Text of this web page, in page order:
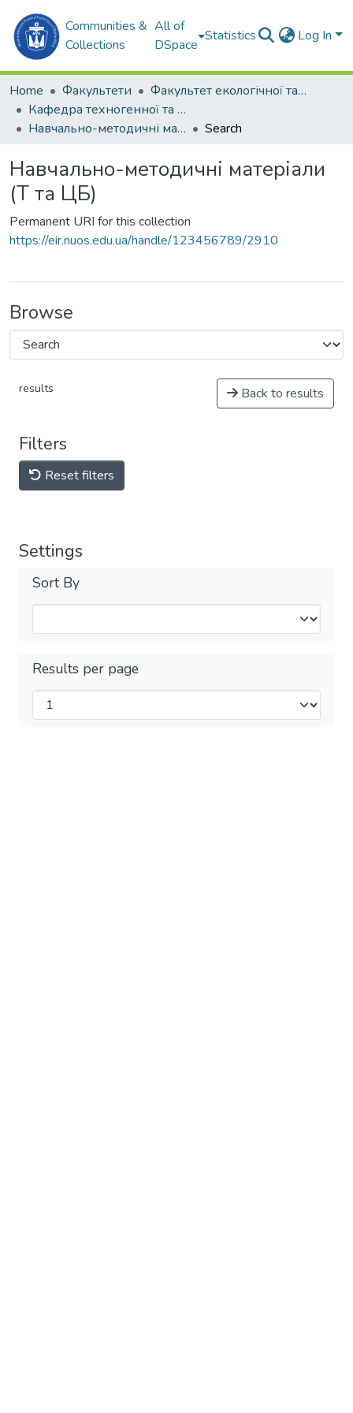
Communities &
Collections
All of
DSpace
Statistics Log In
Home Факультети
Факультет екологічної та техногенної безпеки (ФЕТБ)
Кафедра техногенної та цивільної безпеки (Т та ЦБ)
Навчально-методичні матеріали (Т та ЦБ)
Search
Навчально-методичні матеріали
(Т та ЦБ)
Permanent URI for this collection
https://eir.nuos.edu.ua/handle/123456789/2910
Browse
results Back to results
Filters
Reset filters
Settings
Sort By
Results per page